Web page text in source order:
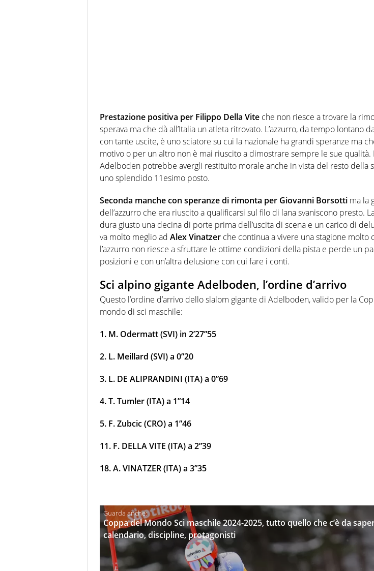
Prestazione positiva per Filippo Della Vite che non riesce a trovare la
sperava ma che dà all’Italia un atleta ritrovato. L’azzurro, da tempo lontano
con tante uscite, è uno sciatore su cui la nazionale ha grandi speranze ma
motivo o per un altro non è mai riuscito a dimostrare sempre le sue qualità.
Adelboden potrebbe avergli restituito morale anche in vista del resto della
uno splendido 11esimo posto.
Seconda manche con speranze di rimonta per Giovanni Borsotti ma la
dell’azzurro che era riuscito a qualificarsi sul filo di lana svaniscono presto.
dura giusto una decina di porte prima dell’uscita di scena e un carico di
va molto meglio ad Alex Vinatzer che continua a vivere una stagione molto
l’azzurro non riesce a sfruttare le ottime condizioni della pista e perde un
posizioni e con un’altra delusione con cui fare i conti.
Sci alpino gigante Adelboden, l’ordine d’arrivo
Questo l’ordine d’arrivo dello slalom gigante di Adelboden, valido per la
mondo di sci maschile:
1. M. Odermatt (SVI) in 2’27”55
2. L. Meillard (SVI) a 0”20
3. L. DE ALIPRANDINI (ITA) a 0”69
4. T. Tumler (ITA) a 1”14
5. F. Zubcic (CRO) a 1”46
11. F. DELLA VITE (ITA) a 2”39
18. A. VINATZER(ITA) a 3”35
Coppa del Mondo Sci maschile 2024-2025, tutto quello che c’è da
calendario, discipline, protagonisti